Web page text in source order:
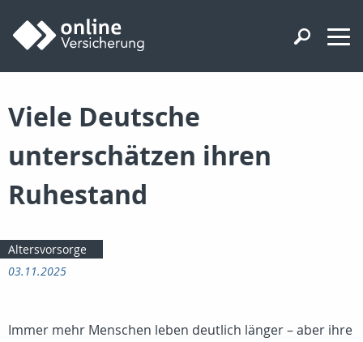
Viele Deutsche
unterschätzen ihren
Ruhestand
Altersvorsorge
03.11.2025
Immer mehr Menschen leben deutlich länger – aber ihre